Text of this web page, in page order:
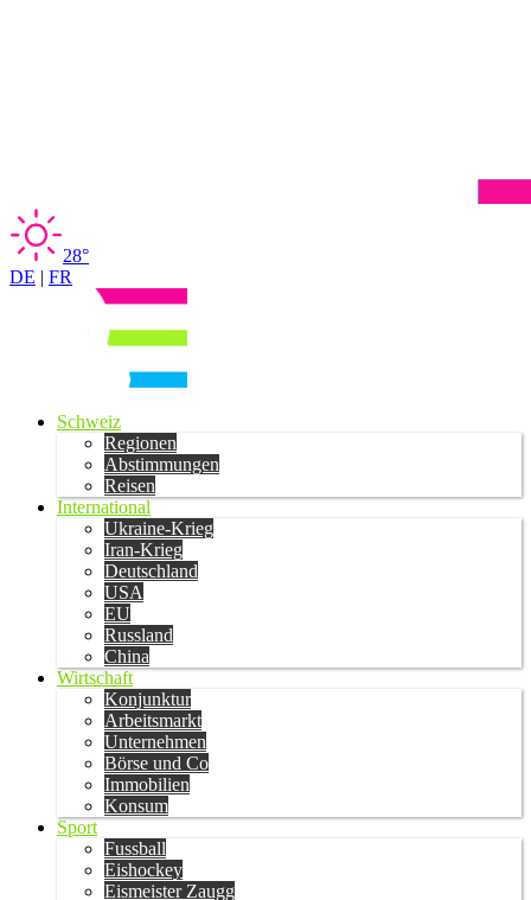
28°
DE | FR
Schweiz
Regionen
Abstimmungen
Reisen
International
Ukraine-Krieg
Iran-Krieg
Deutschland
USA
EU
Russland
China
Wirtschaft
Konjunktur
Arbeitsmarkt
Unternehmen
Börse und Co
Immobilien
Konsum
Sport
Fussball
Eishockey
Eismeister Zaugg